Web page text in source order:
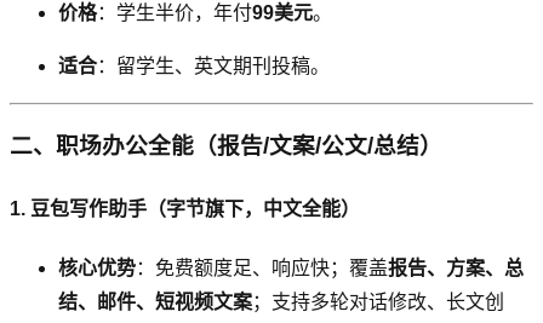
价格：学生半价，年付99美元。
适合：留学生、英文期刊投稿。
二、职场办公全能（报告/文案/公文/总结）
1. 豆包写作助手（字节旗下，中文全能）
核心优势：免费额度足、响应快；覆盖报告、方案、总
结、邮件、短视频文案；支持多轮对话修改、长文创